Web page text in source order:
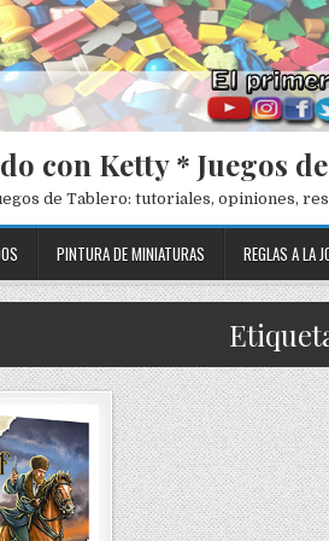
con Ketty * Juegos
de Tablero: tutoriales, opiniones,
PINTURA DE MINIATURAS REGLAS A LA